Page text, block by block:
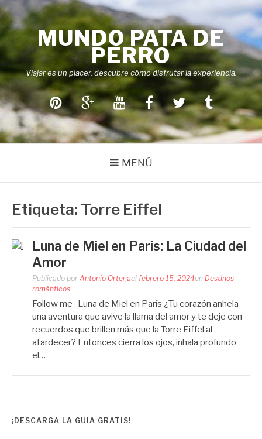
Saltar
al
contenidoMUNDO PATA DE
PERRO
Viajar es un placer, descubre cómo disfrutar la experiencia.
PinterestGoogle+YoutubeFacebookTwitterTumblr
MENÚ
Etiqueta: Torre Eiffel
Luna de Miel en Paris: La Ciudad del
Amor
Publicado por Antonio Ortegael febrero 15, 2024en Destinos
románticos
Follow me Luna de Miel en París ¿Tu corazón anhela
una aventura que avive la llama del amor y te deje con
recuerdos que brillen más que la Torre Eiffel al
atardecer? Entonces cierra los ojos, inhala profundo
el…
¡DESCARGA LA GUIA GRATIS!